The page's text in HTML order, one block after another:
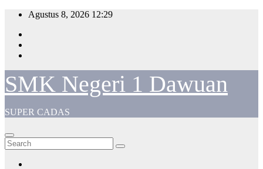
Skip
content
Agustus 8, 2026 12:29
SMK Negeri 1 Dawuan
SUPER CADAS